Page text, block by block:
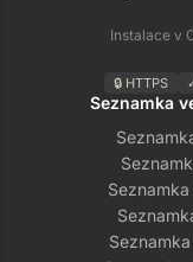
Instalace v
🔒 HTTPS
Seznamka